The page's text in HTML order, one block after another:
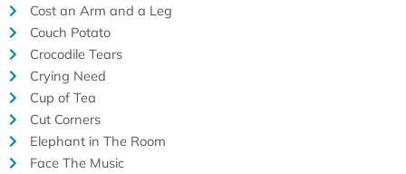
Cost an Arm and a Leg
Couch Potato
Crocodile Tears
Crying Need
Cup of Tea
Cut Corners
Elephant in The Room
Face The Music